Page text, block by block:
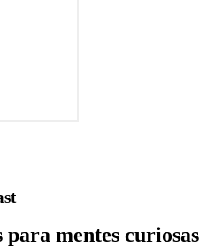
para mentes curiosas